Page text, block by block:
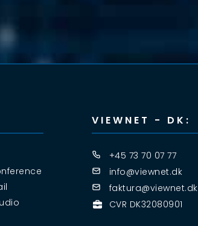
VIEWNET - DK:
+45 73 70 07 77
info@viewnet.dk
faktura@viewnet.dk
CVR DK32080901